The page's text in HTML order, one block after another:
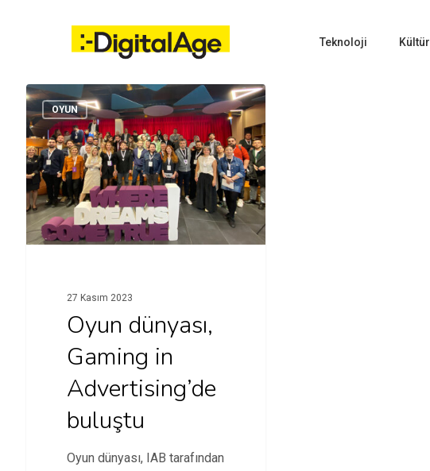
Hit enter to search or ESC to close
Teknoloji Kültür
OYUN
27 Kasım 2023
Oyun dünyası,
Gaming in
Advertising’de
buluştu
Oyun dünyası, IAB tarafından